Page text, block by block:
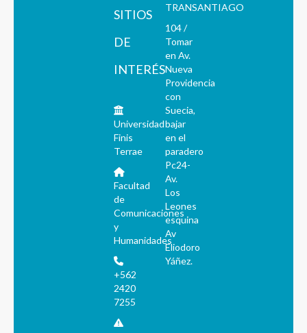
SITIOS
DE
INTERÉS
Universidad
Finis
Terrae
Facultad
de
Comunicaciones
y
Humanidades
+562
2420
7255
TRANSANTIAGO
104 /
Tomar
en Av.
Nueva
Providencia
con
Suecia,
bajar
en el
paradero
Pc24-
Av.
Los
Leones
esquina
Av
Eliodoro
Yáñez.